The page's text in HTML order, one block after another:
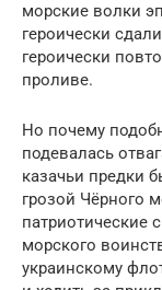
морские волки
героически
героически
проливе.
Но почему
подевалась
казачьи предки
грозой Чёрного
патриотические
морского
украинскому